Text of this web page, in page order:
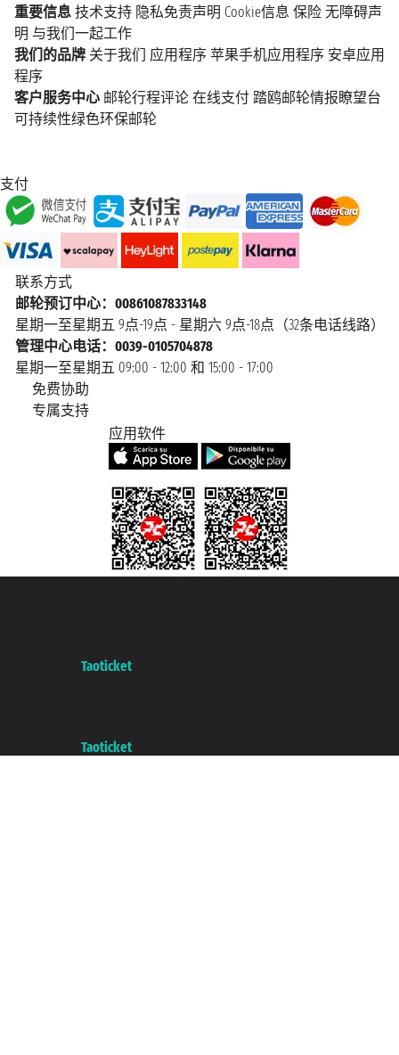
重要信息 技术支持 隐私免责声明 Cookie信息 保险 无障碍声
明 与我们一起工作
我们的品牌 关于我们 应用程序 苹果手机应用程序 安卓应用
程序
客户服务中心 邮轮行程评论 在线支付 踏鸥邮轮情报瞭望台
可持续性绿色环保邮轮
支付
联系方式
邮轮预订中心：00861087833148
星期一至星期五 9点-19点 - 星期六 9点-18点（32条电话线路）
管理中心电话：0039-0105704878
星期一至星期五 09:00 - 12:00 和 15:00 - 17:00
免费协助
专属支持
应用软件
Taoticket
Taoticket